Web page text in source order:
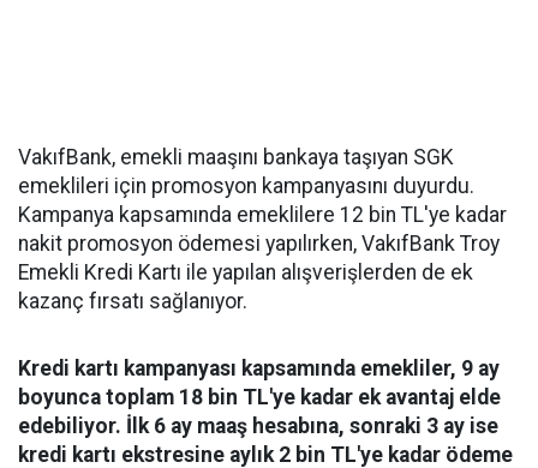
VakıfBank, emekli maaşını bankaya taşıyan SGK
emeklileri için promosyon kampanyasını duyurdu.
Kampanya kapsamında emeklilere 12 bin TL'ye kadar
nakit promosyon ödemesi yapılırken, VakıfBank Troy
Emekli Kredi Kartı ile yapılan alışverişlerden de ek
kazanç fırsatı sağlanıyor.
Kredi kartı kampanyası kapsamında emekliler, 9 ay
boyunca toplam 18 bin TL'ye kadar ek avantaj elde
edebiliyor. İlk 6 ay maaş hesabına, sonraki 3 ay ise
kredi kartı ekstresine aylık 2 bin TL'ye kadar ödeme